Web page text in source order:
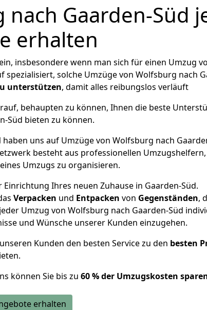
Gaarden-Süd
erhalten
insbesondere wenn man sich für einen Umzug
solche Umzüge von Wolfsburg nach
unterstützen, damit alles reibungslos verläuft
behaupten zu können, Ihnen die beste
Süd bieten zu können.
uns auf Umzüge von Wolfsburg nach
besteht aus professionellen
Umzugs zu organisieren.
Ihres neuen Zuhause in Gaarden-Süd.
Verpacken und Entpacken von Gegenständen,
Umzug von Wolfsburg nach Gaarden-Süd
und Wünsche unserer Kunden einzugehen.
Kunden den besten Service zu den besten
können Sie bis zu 60 % der Umzugskosten
erhalten